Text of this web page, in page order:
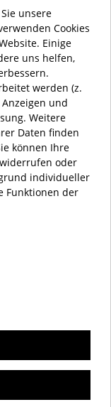
UHR
unsere
Cookies
Einige
uns helfen,
werden (z.
und
Weitere
Daten finden
können Ihre
oder
individueller
Funktionen der